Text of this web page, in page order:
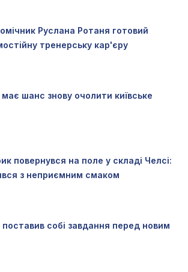
Руслана Ротаня готовий
тренерську кар'єру
шанс знову очолити київське
повернувся на поле у складі Челсі:
з неприємним смаком
поставив собі завдання перед новим